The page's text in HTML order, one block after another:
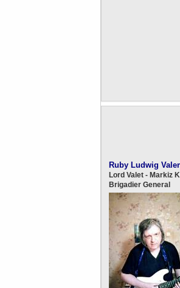
Ruby Ludwig
Lord Valet - Markiz
Brigadier General